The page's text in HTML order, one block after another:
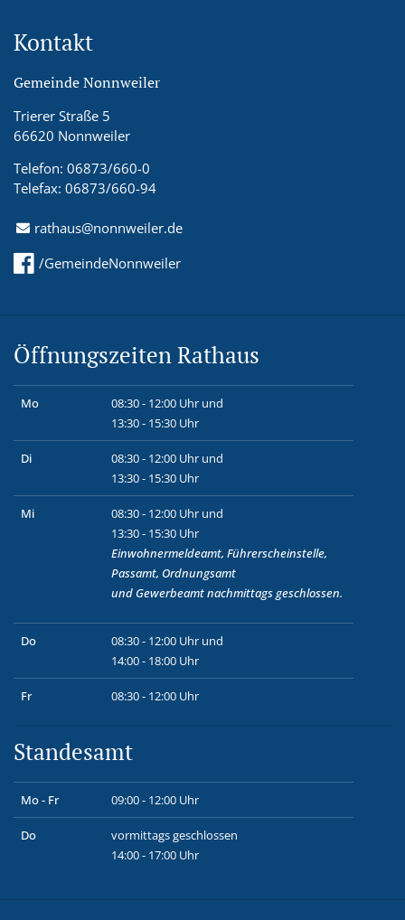
Kontakt
Gemeinde Nonnweiler
Trierer Straße 5
66620 Nonnweiler
Telefon: 06873/660-0
Telefax: 06873/660-94
rathaus@nonnweiler.de
/GemeindeNonnweiler
Öffnungszeiten Rathaus
Mo
08:30 - 12:00 Uhr und
13:30 - 15:30 Uhr
Di
08:30 - 12:00 Uhr und
13:30 - 15:30 Uhr
Mi
08:30 - 12:00 Uhr und
13:30 - 15:30 Uhr
Einwohnermeldeamt, Führerscheinstelle,
Passamt, Ordnungsamt
und Gewerbeamtnachmittags geschlossen.
Do
08:30 - 12:00 Uhr und
14:00 - 18:00 Uhr
Fr 08:30 - 12:00 Uhr
Standesamt
Mo - Fr 09:00 - 12:00 Uhr
Do
vormittags geschlossen
14:00 - 17:00 Uhr